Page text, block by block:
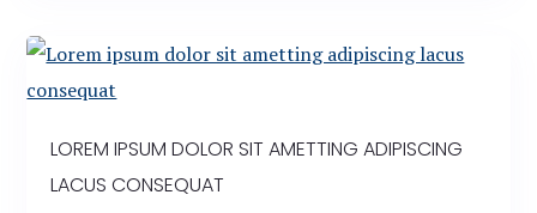
LOREM IPSUM DOLOR SIT AMETTING ADIPISCING
LACUS CONSEQUAT